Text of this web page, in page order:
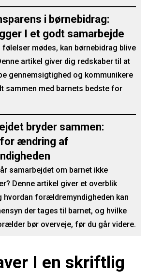
i børnebidrag:
I et godt samarbejde
følelser mødes, kan børnebidrag blive
artikel giver dig redskaber til at
gennemsigtighed og kommunikere
sammen med barnets bedste for
bryder sammen:
ændring af
samarbejdet om barnet ikke
Denne artikel giver et overblik
hvordan forældremyndigheden kan
der tages til barnet, og hvilke
bør overveje, før du går videre.
I en skriftlig